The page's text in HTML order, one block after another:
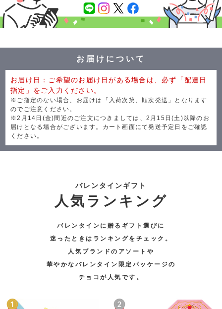
お届けについて
お届け日：ご希望のお届け日がある場合は、必ず「配達日
指定」をご入力ください。
※ご指定のない場合、お届けは「入荷次第、順次発送」となります
のでご注意ください。
※2月14日(金)間近のご注文につきましては、2月15日(土)以降のお
届けとなる場合がございます。カート画面にて発送予定日をご確認
ください。
バレンタインギフト
人気ランキング
バレンタインに贈るギフト選びに
迷ったときはランキングをチェック。
人気ブランドのアソートや
華やかなバレンタイン限定パッケージの
チョコが人気です。